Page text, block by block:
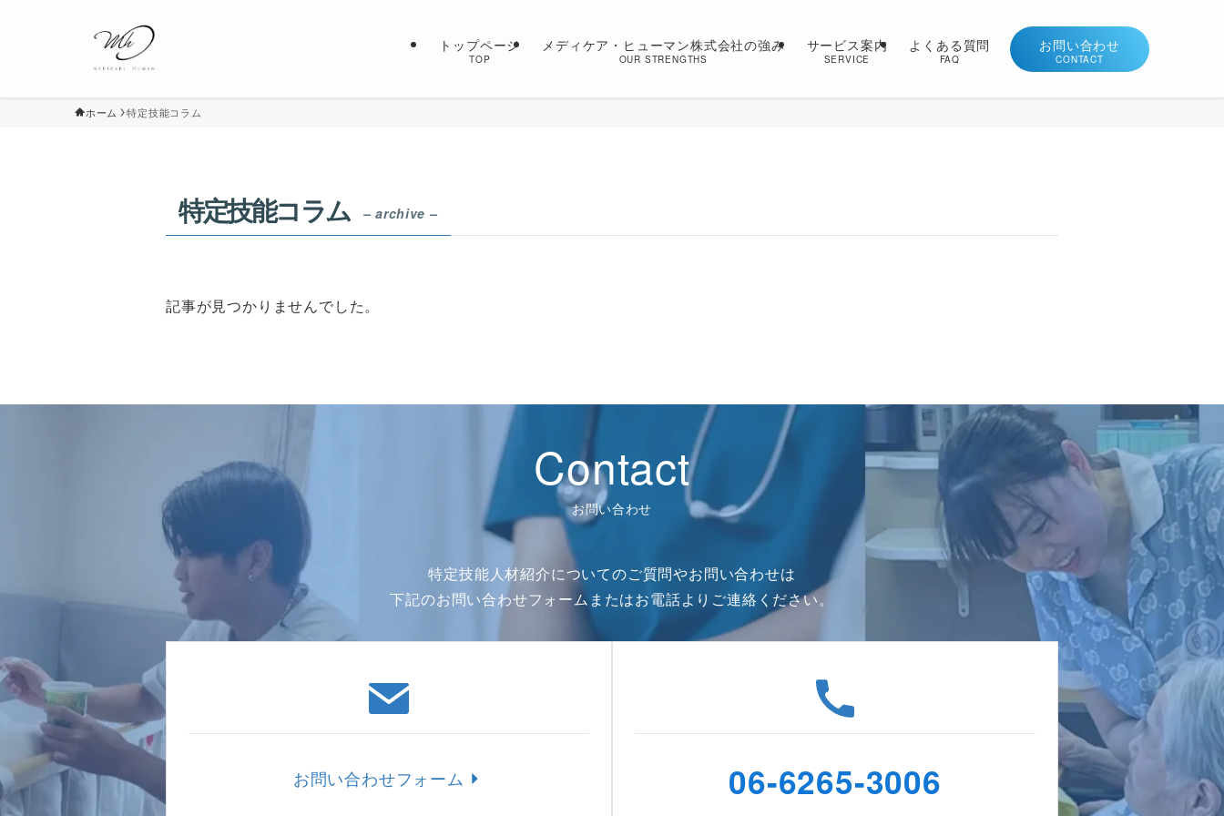
トップページ
TOP
メディケア・ヒューマン株式会社の強み
OUR STRENGTHS
サービス案内
SERVICE
よくある質問
FAQ
お問い合わせ
CONTACT
ホーム 特定技能コラム
特定技能コラム – archive –
記事が見つかりませんでした。
Contact
お問い合わせ
特定技能人材紹介についてのご質問やお問い合わせは
下記のお問い合わせフォームまたはお電話よりご連絡ください。
お問い合わせフォーム 06-6265-3006